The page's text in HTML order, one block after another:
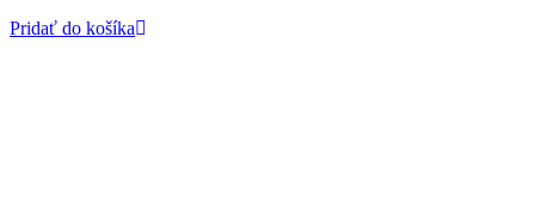
Pridať do košíka